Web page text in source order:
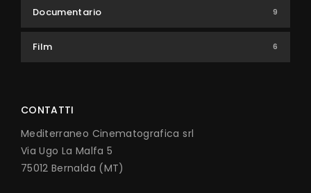
Documentario 9
Film 6
CONTATTI
Mediterraneo Cinematografica srl
Via Ugo La Malfa 5
75012 Bernalda (MT)